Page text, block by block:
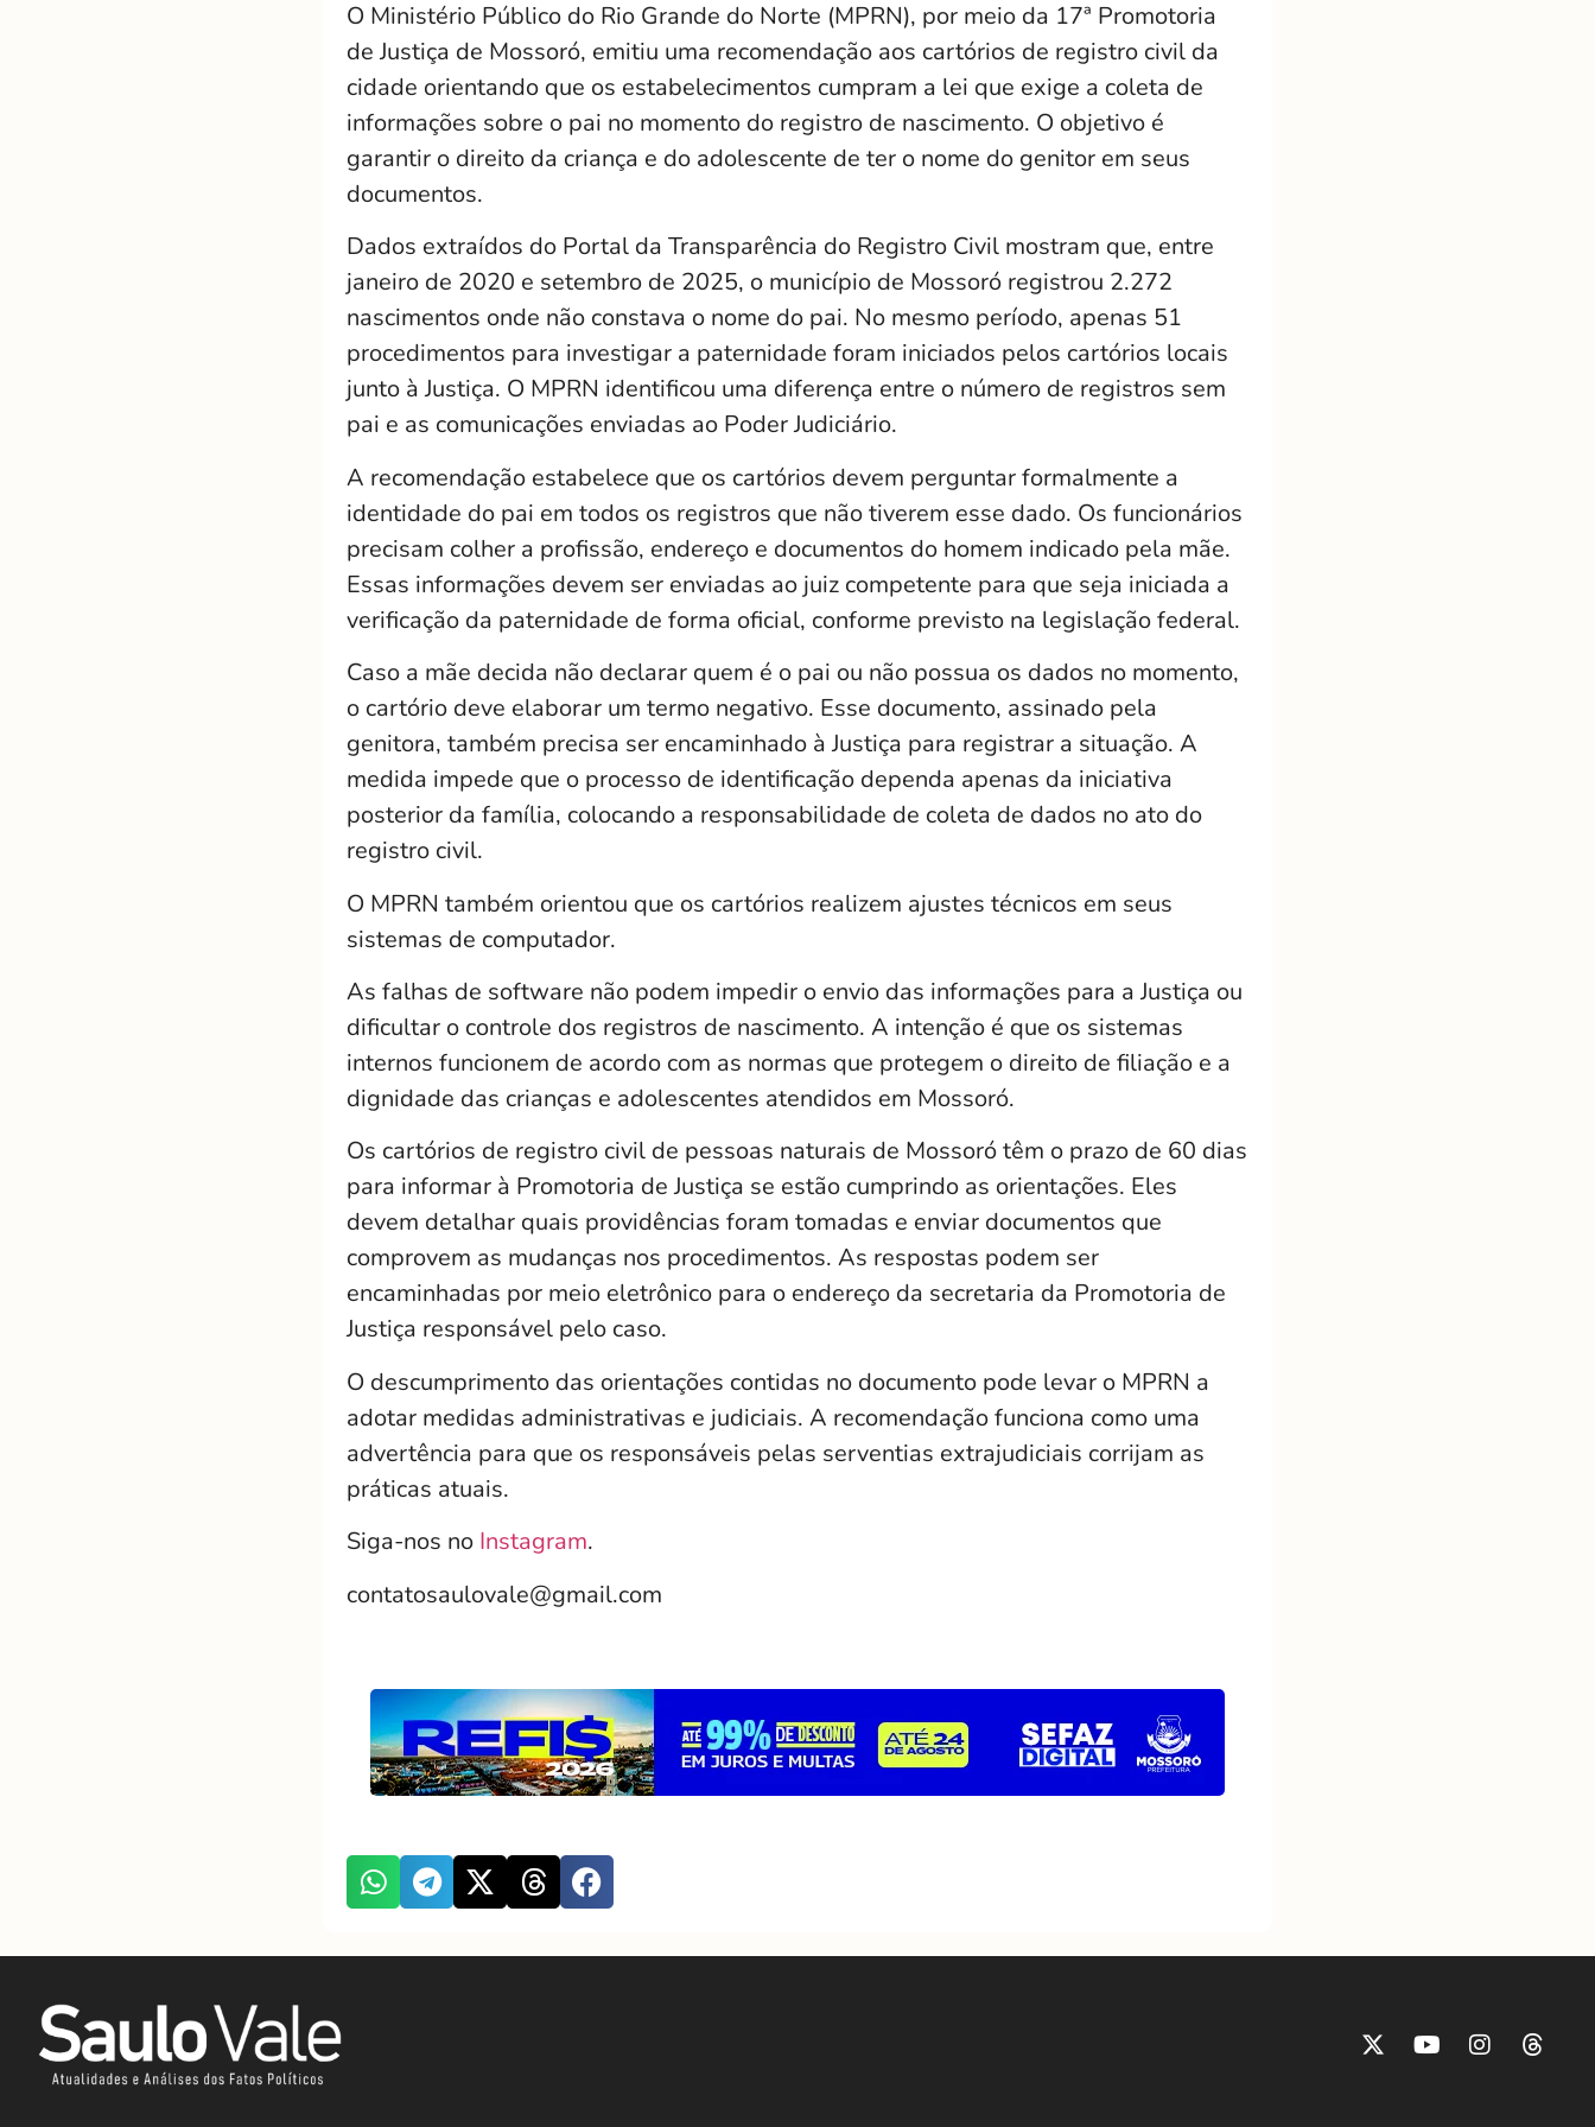
O Ministério Público do Rio Grande do Norte (MPRN), por meio da 17ª Promotoria
de Justiça de Mossoró, emitiu uma recomendação aos cartórios de registro civil da
cidade orientando que os estabelecimentos cumpram a lei que exige a coleta de
informações sobre o pai no momento do registro de nascimento. O objetivo é
garantir o direito da criança e do adolescente de ter o nome do genitor em seus
documentos.
Dados extraídos do Portal da Transparência do Registro Civil mostram que, entre
janeiro de 2020 e setembro de 2025, o município de Mossoró registrou 2.272
nascimentos onde não constava o nome do pai. No mesmo período, apenas 51
procedimentos para investigar a paternidade foram iniciados pelos cartórios locais
junto à Justiça. O MPRN identificou uma diferença entre o número de registros sem
pai e as comunicações enviadas ao Poder Judiciário.
A recomendação estabelece que os cartórios devem perguntar formalmente a
identidade do pai em todos os registros que não tiverem esse dado. Os funcionários
precisam colher a profissão, endereço e documentos do homem indicado pela mãe.
Essas informações devem ser enviadas ao juiz competente para que seja iniciada a
verificação da paternidade de forma oficial, conforme previsto na legislação federal.
Caso a mãe decida não declarar quem é o pai ou não possua os dados no momento,
o cartório deve elaborar um termo negativo. Esse documento, assinado pela
genitora, também precisa ser encaminhado à Justiça para registrar a situação. A
medida impede que o processo de identificação dependa apenas da iniciativa
posterior da família, colocando a responsabilidade de coleta de dados no ato do
registro civil.
O MPRN também orientou que os cartórios realizem ajustes técnicos em seus
sistemas de computador.
As falhas de software não podem impedir o envio das informações para a Justiça ou
dificultar o controle dos registros de nascimento. A intenção é que os sistemas
internos funcionem de acordo com as normas que protegem o direito de filiação e a
dignidade das crianças e adolescentes atendidos em Mossoró.
Os cartórios de registro civil de pessoas naturais de Mossoró têm o prazo de 60 dias
para informar à Promotoria de Justiça se estão cumprindo as orientações. Eles
devem detalhar quais providências foram tomadas e enviar documentos que
comprovem as mudanças nos procedimentos. As respostas podem ser
encaminhadas por meio eletrônico para o endereço da secretaria da Promotoria de
Justiça responsável pelo caso.
O descumprimento das orientações contidas no documento pode levar o MPRN a
adotar medidas administrativas e judiciais. A recomendação funciona como uma
advertência para que os responsáveis pelas serventias extrajudiciais corrijam as
práticas atuais.
Siga-nos no Instagram.
contatosaulovale@gmail.com